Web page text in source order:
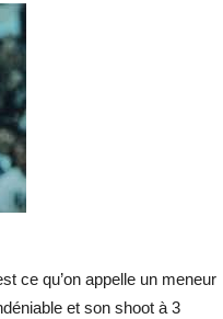
ce qu’on appelle un meneur
et son shoot à 3